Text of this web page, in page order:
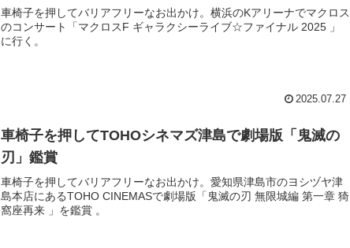
車椅子を押してバリアフリーなお出かけ。横浜のKアリーナでマクロス
のコンサート「マクロスF ギャラクシーライブ☆ファイナル 2025 」
に行く。
2025.07.27
車椅子を押してTOHOシネマズ津島で劇場版「鬼滅の
刃」鑑賞
車椅子を押してバリアフリーなお出かけ。愛知県津島市のヨシヅヤ津
島本店にあるTOHO CINEMASで劇場版「鬼滅の刃 無限城編 第一章 猗
窩座再来 」を鑑賞 。